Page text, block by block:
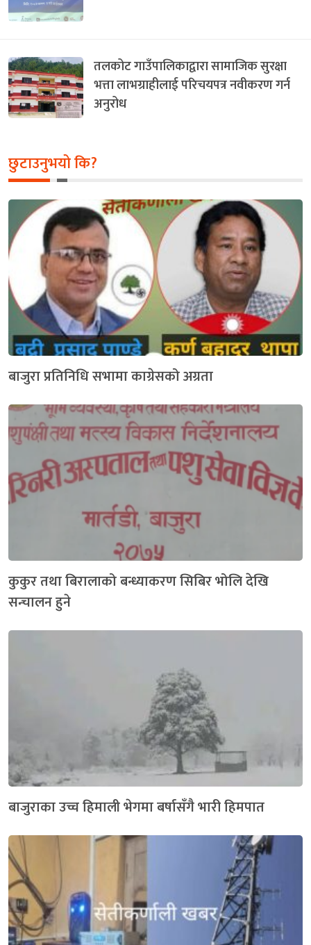
तलकोट गाउँपालिकाद्वारा सामाजिक सुरक्षा
भत्ता लाभग्राहीलाई परिचयपत्र नवीकरण गर्न
अनुरोध
छुटाउनुभयो कि?
बाजुरा प्रतिनिधि सभामा काग्रेसको अग्रता
कुकुर तथा बिरालाको बन्ध्याकरण सिबिर भोलि देखि
सन्चालन हुने
बाजुराका उच्च हिमाली भेगमा बर्षासँगै भारी हिमपात